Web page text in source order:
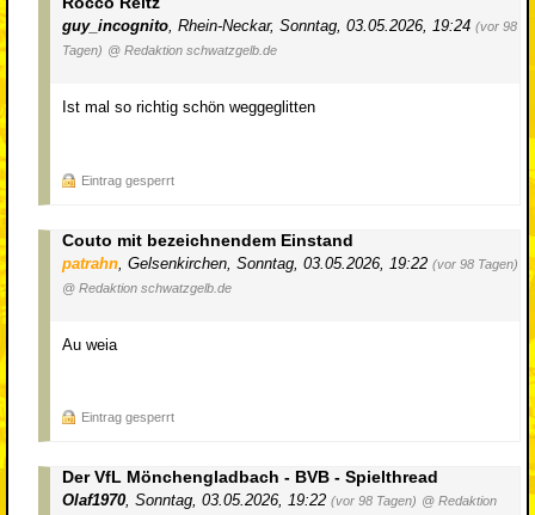
guy_incognito, Rhein-Neckar, Sonntag, 03.05.2026, 19:24 (vor 98
Tagen) @ Redaktion schwatzgelb.de
Ist mal so richtig schön weggeglitten
Eintrag gesperrt
Couto mit bezeichnendem Einstand
patrahn Gelsenkirchen Sonntag, 03.05.2026, 19:22 (vor 98 Tagen)
@ Redaktion schwatzgelb.de
Au weia
Eintrag gesperrt
Der VfL Mönchengladbach - BVB - Spielthread
Olaf1970 Sonntag, 03.05.2026, 19:22 (vor 98 Tagen) @ Redaktion